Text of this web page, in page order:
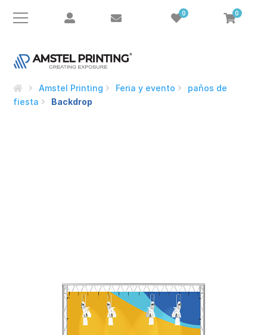
0 0
Amstel Printing Feria y evento
paños de
fiesta
Backdrop